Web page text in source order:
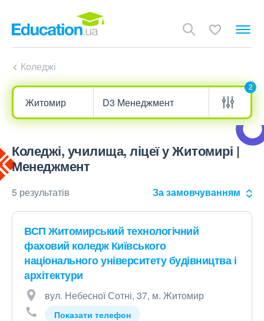
Коледжі
2
Коледжі, училища, ліцеї у Житомирі |
Менеджмент
5 результатів За замовчуванням
ВСП Житомирський технологічний
фаховий коледж Київського
національного університету будівництва і
архітектури
вул. Небесної Сотні, 37, м. Житомир
Показати телефон